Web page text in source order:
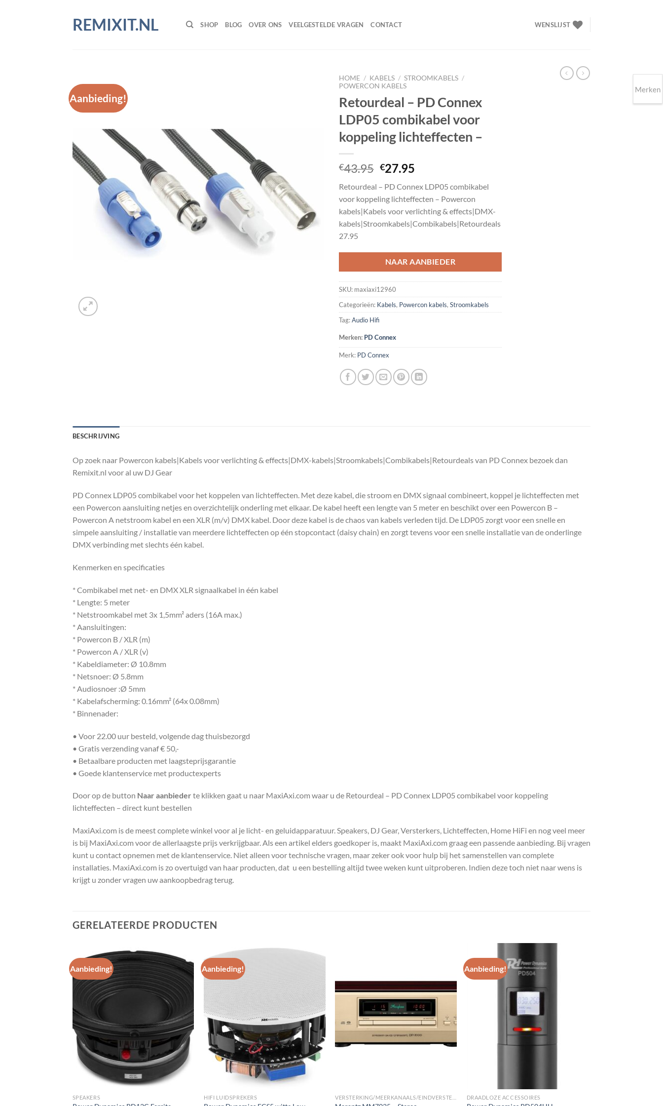
REMIXIT.NL SHOP BLOG OVER ONS VEELGESTELDE VRAGEN CONTACT WENSLIJST
Aanbieding!
HOME / KABELS / STROOMKABELS /
POWERCON KABELS
Retourdeal – PD Connex
LDP05 combikabel voor
koppeling lichteffecten –
€43.95 Oorspronkelijke
was:
€43.95.
€27.95
is:
€27.95.
Retourdeal – PD Connex LDP05 combikabel
voor koppeling lichteffecten – Powercon
kabels|Kabels voor verlichting & effects|DMX-
kabels|Stroomkabels|Combikabels|Retourdeals
27.95
NAAR AANBIEDER
SKU: maxiaxi12960
Categorieën: Kabels, Powercon kabels, Stroomkabels
Tag:Audio Hifi
Merken: PD Connex
Merk: PD Connex
BESCHRIJVING
Op zoek naar Powercon kabels|Kabels voor verlichting & effects|DMX-kabels|Stroomkabels|Combikabels|Retourdeals van PD Connex bezoek dan
Remixit.nl voor al uw DJ Gear
PD Connex LDP05 combikabel voor het koppelen van lichteffecten. Met deze kabel, die stroom en DMX signaal combineert, koppel je lichteffecten met
een Powercon aansluiting netjes en overzichtelijk onderling met elkaar. De kabel heeft een lengte van 5 meter en beschikt over een Powercon B –
Powercon A netstroom kabel en een XLR (m/v) DMX kabel. Door deze kabel is de chaos van kabels verleden tijd. De LDP05 zorgt voor een snelle en
simpele aansluiting / installatie van meerdere lichteffecten op één stopcontact (daisy chain) en zorgt tevens voor een snelle installatie van de onderlinge
DMX verbinding met slechts één kabel.
Kenmerken en specificaties
* Combikabel met net- en DMX XLR signaalkabel in één kabel
* Lengte: 5 meter
* Netstroomkabel met 3x 1,5mm² aders (16A max.)
* Aansluitingen:
* Powercon B / XLR (m)
* Powercon A / XLR (v)
* Kabeldiameter: Ø 10.8mm
* Netsnoer: Ø 5.8mm
* Audiosnoer :Ø 5mm
* Kabelafscherming: 0.16mm² (64x 0.08mm)
* Binnenader:
• Voor 22.00 uur besteld, volgende dag thuisbezorgd
• Gratis verzending vanaf € 50,-
• Betaalbare producten met laagsteprijsgarantie
• Goede klantenservice met productexperts
Door op de button Naar aanbieder te klikken gaat u naar MaxiAxi.com waar u de Retourdeal – PD Connex LDP05 combikabel voor koppeling
lichteffecten – direct kunt bestellen
MaxiAxi.com is de meest complete winkel voor al je licht- en geluidapparatuur. Speakers, DJ Gear, Versterkers, Lichteffecten, Home HiFi en nog veel meer
is bij MaxiAxi.com voor de allerlaagste prijs verkrijgbaar. Als een artikel elders goedkoper is, maakt MaxiAxi.com graag een passende aanbieding. Bij vragen
kunt u contact opnemen met de klantenservice. Niet alleen voor technische vragen, maar zeker ook voor hulp bij het samenstellen van complete
installaties. MaxiAxi.com is zo overtuigd van haar producten, dat u een bestelling altijd twee weken kunt uitproberen. Indien deze toch niet naar wens is
krijgt u zonder vragen uw aankoopbedrag terug.
GERELATEERDE PRODUCTEN
Aanbieding!
Toevoegen
aan
wenslijst
SPEAKERS
Aanbieding!
Toevoegen
aan
wenslijst
HIFI LUIDSPREKERS
Toevoegen
aan
wenslijst
Aanbieding!
DRAADLOZE ACCESSOIRES
Merken